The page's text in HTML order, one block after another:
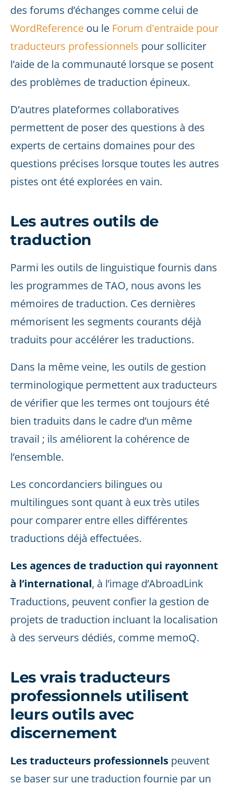
des forums d’échanges comme celui de
WordReference ou le Forum d'entraide pour
traducteurs professionnels pour solliciter
l’aide de la communauté lorsque se posent
des problèmes de traduction épineux.
D’autres plateformes collaboratives
permettent de poser des questions à des
experts de certains domaines pour des
questions précises lorsque toutes les autres
pistes ont été explorées en vain.
Les autres outils de
traduction
Parmi les outils de linguistique fournis dans
les programmes de TAO, nous avons les
mémoires de traduction. Ces dernières
mémorisent les segments courants déjà
traduits pour accélérer les traductions.
Dans la même veine, les outils de gestion
terminologique permettent aux traducteurs
de vérifier que les termes ont toujours été
bien traduits dans le cadre d’un même
travail ; ils améliorent la cohérence de
l’ensemble.
Les concordanciers bilingues ou
multilingues sont quant à eux très utiles
pour comparer entre elles différentes
traductions déjà effectuées.
Les agences de traduction qui rayonnent
à l’international, à l’image d’AbroadLink
Traductions, peuvent confier la gestion de
projets de traduction incluant la localisation
à des serveurs dédiés, comme memoQ.
Les vrais traducteurs
professionnels utilisent
leurs outils avec
discernement
Les traducteurs professionnels peuvent
se baser sur une traduction fournie par un